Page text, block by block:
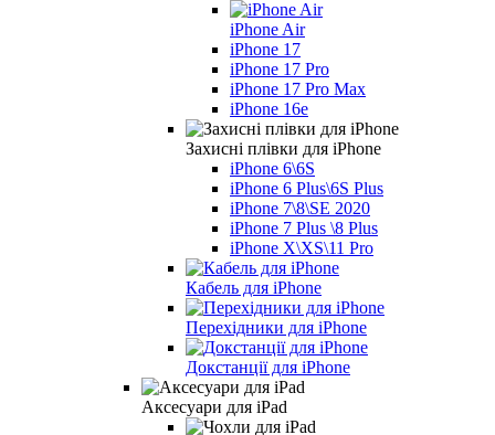
iPhone Air
iPhone 17
iPhone 17 Pro
iPhone 17 Pro Max
iPhone 16e
Захисні плівки для iPhone
iPhone 6\6S
iPhone 6 Plus\6S Plus
iPhone 7\8\SE 2020
iPhone 7 Plus \8 Plus
iPhone X\XS\11 Pro
Кабель для iPhone
Перехідники для iPhone
Докстанції для iPhone
Аксесуари для iPad